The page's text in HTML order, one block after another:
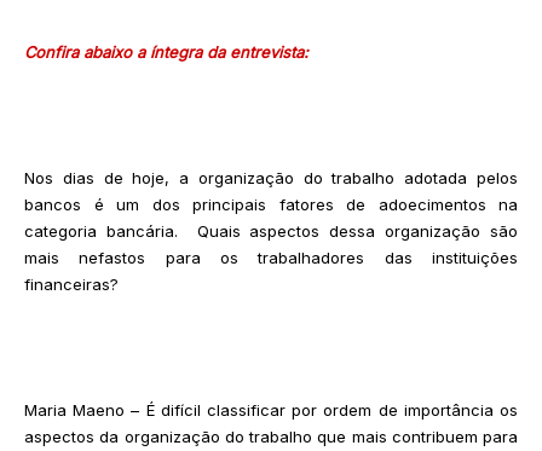
Confira abaixo a íntegra da entrevista:
Nos dias de hoje, a organização do trabalho adotada pelos
bancos é um dos principais fatores de adoecimentos na
categoria bancária. Quais aspectos dessa organização são
mais nefastos para os trabalhadores das instituições
financeiras?
Maria Maeno – É difícil classificar por ordem de importância os
aspectos da organização do trabalho que mais contribuem para